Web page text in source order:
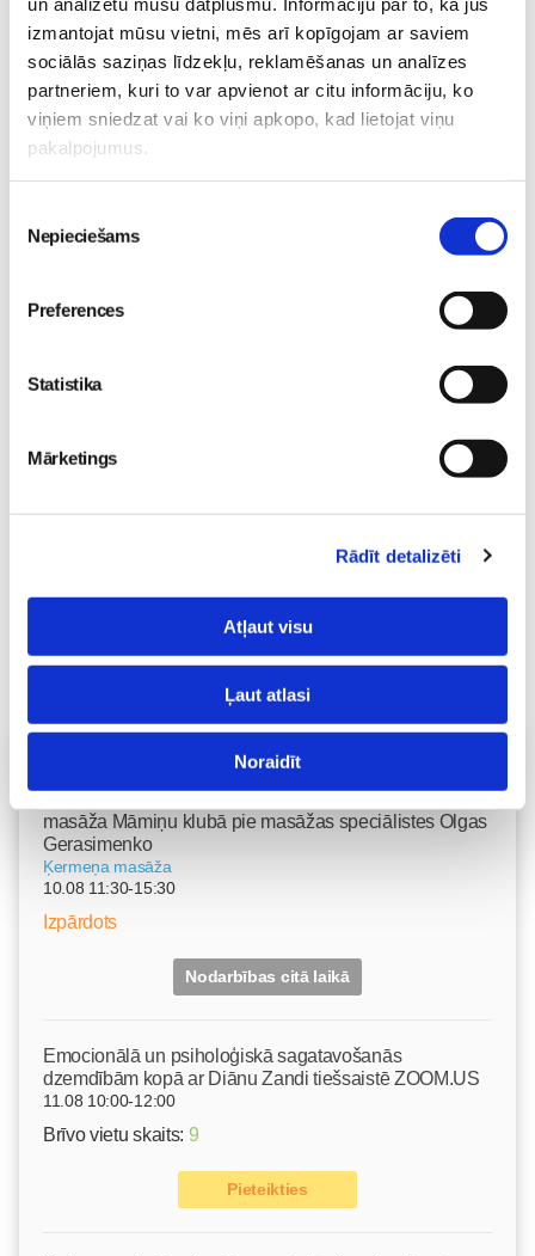
izmantojat mūsu vietni, mēs arī kopīgojam ar saviem
sociālās saziņas līdzekļu, reklamēšanas un analīzes
partneriem, kuri to var apvienot ar citu informāciju, ko
viņiem sniedzat vai ko viņi apkopo, kad lietojat viņu
pakalpojumus.
izvēle
Nepieciešams
Preferences
Statistika
Mārketings
Rādīt detalizēti
Atļaut visu
Ļaut atlasi
Noraidīt
Superbēbīte Šarlote nāk
pasaulē Jūrmalas
slimnīcā
Gaidības
09. Jul 09:55
Iepazīstamies -
Superbēbis 2026!
Gaidības
16. May 09:55
08. May 09:34
Vecāku skola
masāža Māmiņu klubā pie masāžas speciālistes Olgas
Gerasimenko
Ķermeņa masāža
10.08 11:30-15:30
Izpārdots
Nodarbības citā laikā
Emocionālā un psiholoģiskā sagatavošanās
dzemdībām kopā ar Diānu Zandi tiešsaistē ZOOM.US
11.08 10:00-12:00
Brīvo vietu skaits: 9
Pieteikties